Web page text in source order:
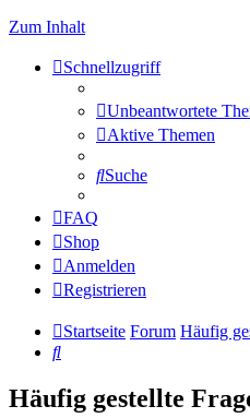
Zum Inhalt
Schnellzugriff
Unbeantwortete
Aktive Themen
Suche
FAQ
Shop
Anmelden
Registrieren
Startseite Forum Häufig
Suche
Häufig gestellte